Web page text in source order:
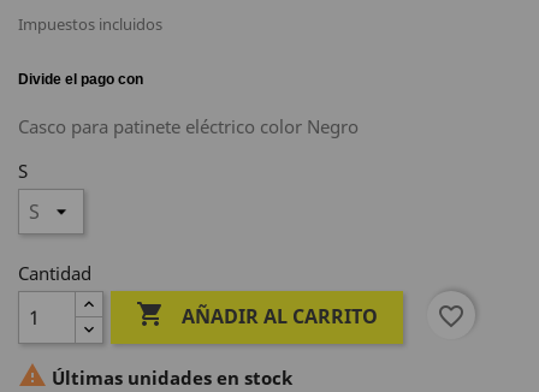
Impuestos incluidos
Casco para patinete eléctrico color Negro
S
Cantidad
 AÑADIR AL CARRITO favorite_border
 Últimas unidades en stock